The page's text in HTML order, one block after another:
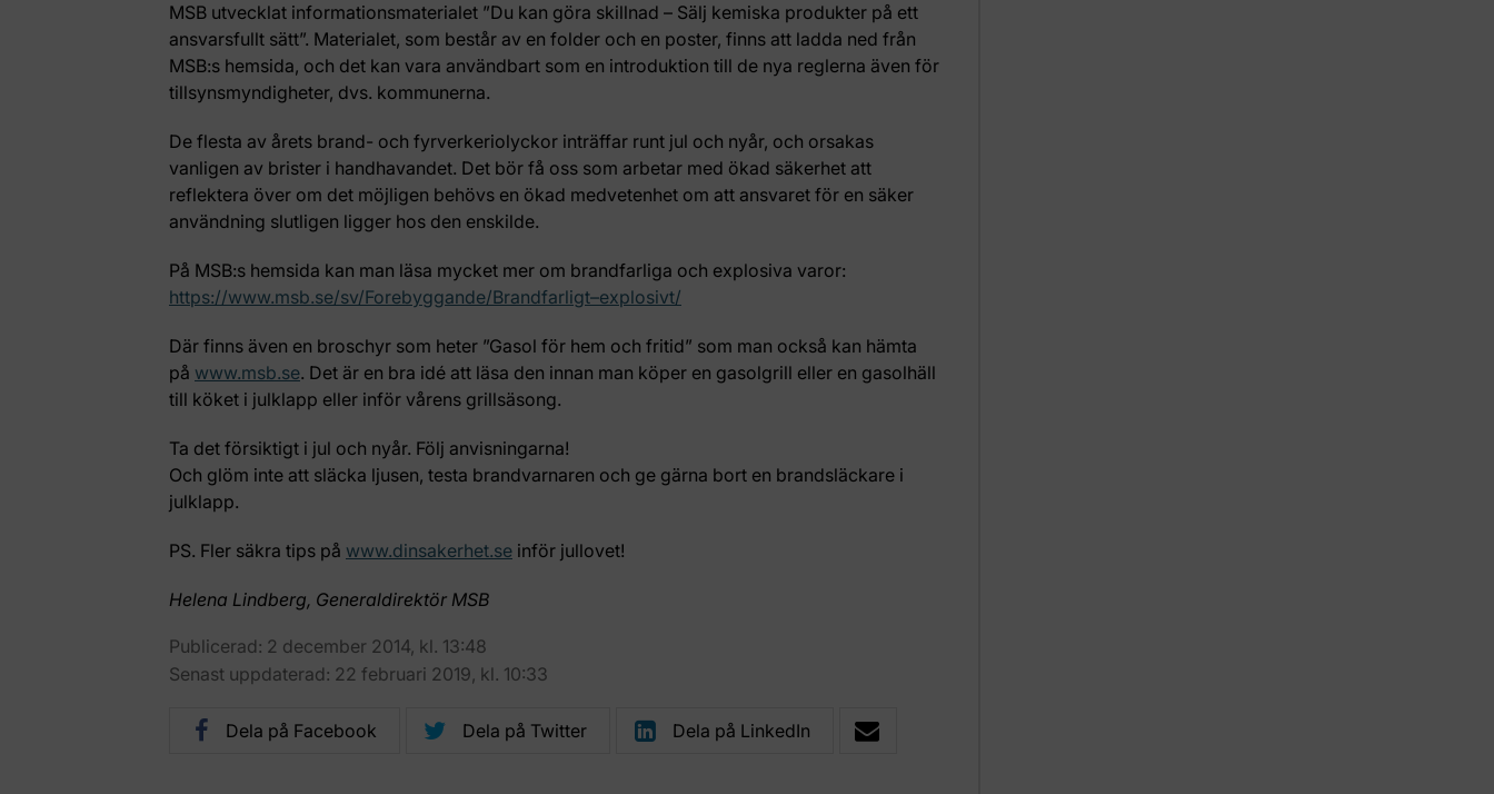
MSB utvecklat informationsmaterialet ”Du kan göra skillnad – Sälj kemiska produkter på ett
ansvarsfullt sätt”. Materialet, som består av en folder och en poster, finns att ladda ned från
MSB:s hemsida, och det kan vara användbart som en introduktion till de nya reglerna även för
tillsynsmyndigheter, dvs. kommunerna.
De flesta av årets brand- och fyrverkeriolyckor inträffar runt jul och nyår, och orsakas
vanligen av brister i handhavandet. Det bör få oss som arbetar med ökad säkerhet att
reflektera över om det möjligen behövs en ökad medvetenhet om att ansvaret för en säker
användning slutligen ligger hos den enskilde.
På MSB:s hemsida kan man läsa mycket mer om brandfarliga och explosiva varor:
https://www.msb.se/sv/Forebyggande/Brandfarligt–explosivt/
Där finns även en broschyr som heter ”Gasol för hem och fritid” som man också kan hämta
på www.msb.se. Det är en bra idé att läsa den innan man köper en gasolgrill eller en gasolhäll
till köket i julklapp eller inför vårens grillsäsong.
Ta det försiktigt i jul och nyår. Följ anvisningarna!
Och glöm inte att släcka ljusen, testa brandvarnaren och ge gärna bort en brandsläckare i
julklapp.
PS. Fler säkra tips på www.dinsakerhet.se inför jullovet!
Helena Lindberg, Generaldirektör MSB
Publicerad: 2 december 2014, kl. 13:48
Senast uppdaterad: 22 februari 2019, kl. 10:33
Dela på Facebook Dela på Twitter Dela på LinkedIn